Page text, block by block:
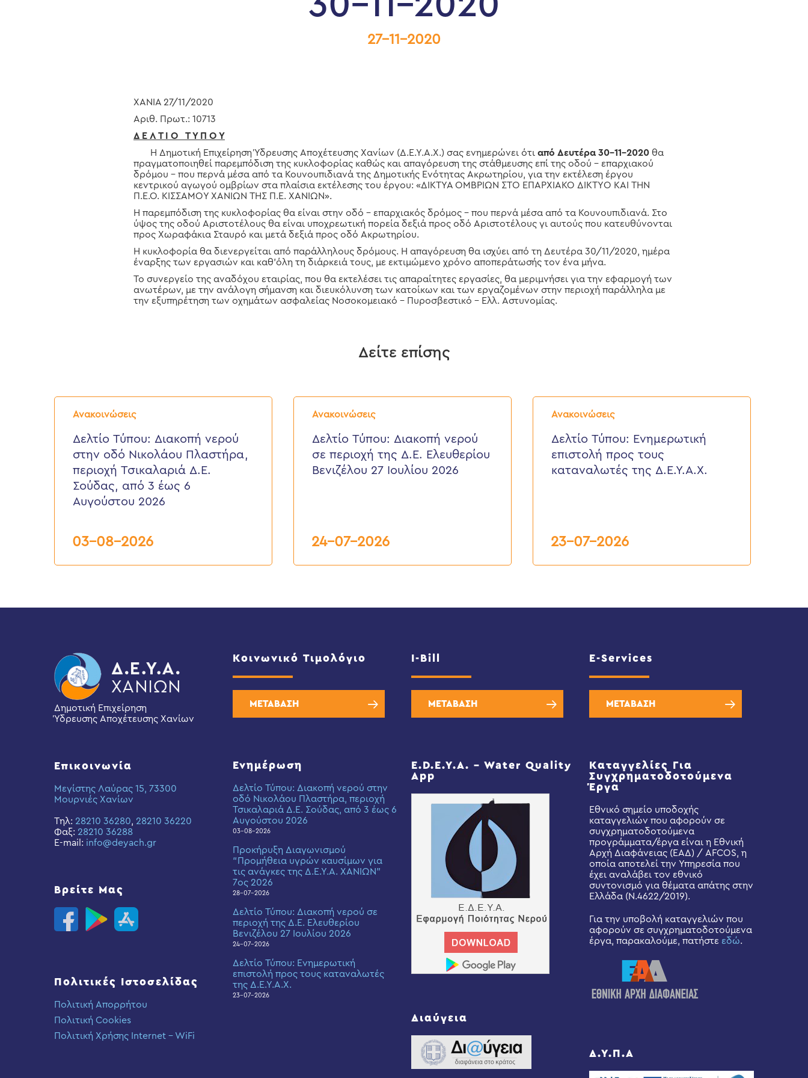
27-11-2020
ΧΑΝΙΑ 27/11/2020
Αριθ. Πρωτ.: 10713
Δ Ε Λ Τ Ι Ο Τ Υ Π Ο Υ
Η Δημοτική Επιχείρηση Ύδρευσης Αποχέτευσης Χανίων (Δ.Ε.Υ.Α.Χ.) σας ενημερώνει ότι από Δευτέρα 30-11-2020 θα
πραγματοποιηθεί παρεμπόδιση της κυκλοφορίας καθώς και απαγόρευση της στάθμευσης επί της οδού – επαρχιακού
δρόμου – που περνά μέσα από τα Κουνουπιδιανά της Δημοτικής Ενότητας Ακρωτηρίου, για την εκτέλεση έργου
κεντρικού αγωγού ομβρίων στα πλαίσια εκτέλεσης του έργου: «ΔΙΚΤΥΑ ΟΜΒΡΙΩΝ ΣΤΟ ΕΠΑΡΧΙΑΚΟ ΔΙΚΤΥΟ ΚΑΙ ΤΗΝ
Π.Ε.Ο. ΚΙΣΣΑΜΟΥ ΧΑΝΙΩΝ ΤΗΣ Π.Ε. ΧΑΝΙΩΝ».
Η παρεμπόδιση της κυκλοφορίας θα είναι στην οδό – επαρχιακός δρόμος – που περνά μέσα από τα Κουνουπιδιανά. Στο
ύψος της οδού Αριστοτέλους θα είναι υποχρεωτική πορεία δεξιά προς οδό Αριστοτέλους γι αυτούς που κατευθύνονται
προς Χωραφάκια Σταυρό και μετά δεξιά προς οδό Ακρωτηρίου.
Η κυκλοφορία θα διενεργείται από παράλληλους δρόμους. Η απαγόρευση θα ισχύει από τη Δευτέρα 30/11/2020, ημέρα
έναρξης των εργασιών και καθ’όλη τη διάρκειά τους, με εκτιμώμενο χρόνο αποπεράτωσής τον ένα μήνα.
Το συνεργείο της αναδόχου εταιρίας, που θα εκτελέσει τις απαραίτητες εργασίες, θα μεριμνήσει για την εφαρμογή των
ανωτέρων, με την ανάλογη σήμανση και διευκόλυνση των κατοίκων και των εργαζομένων στην περιοχή παράλληλα με
την εξυπηρέτηση των οχημάτων ασφαλείας Νοσοκομειακό – Πυροσβεστικό – Ελλ. Αστυνομίας.
Δείτε επίσης
Ανακοινώσεις
Δελτίο
Τύπου:
νερού
στην
Νικολάου
Πλαστήρα,
περιοχή
Τσικαλαριά
6
Δελτίο Τύπου: Διακοπή νερού
στην οδό Νικολάου Πλαστήρα,
περιοχή Τσικαλαριά Δ.Ε.
Σούδας, από 3 έως 6
Αυγούστου 2026
03-08-2026
Ανακοινώσεις
Δελτίο
Τύπου:
νερού
περιοχή
Δελτίο Τύπου: Διακοπή νερού
σε περιοχή της Δ.Ε. Ελευθερίου
Βενιζέλου 27 Ιουλίου 2026
24-07-2026
Ανακοινώσεις
Δελτίο
Τύπου:
επιστολή
προς
τους
καταναλωτές
Δελτίο Τύπου: Eνημερωτική
επιστολή προς τους
καταναλωτές της Δ.Ε.Υ.Α.Χ.
23-07-2026
Δημοτική Επιχείρηση
Ύδρευσης Αποχέτευσης Χανίων
Επικοινωνία
Μεγίστης Λαύρας 15, 73300
Μουρνιές Χανίων
Τηλ: 28210 36280, 28210 36220
Φαξ: 28210 36288
E-mail: info@deyach.gr
Βρείτε Μας
Πολιτικές Ιστοσελίδας
Πολιτική Απορρήτου
Πολιτική Cookies
Πολιτική Χρήσης Internet – WiFi
Κοινωνικό Τιμολόγιο
ΜΕΤΑΒΑΣΗ
Ενημέρωση
Δελτίο Τύπου: Διακοπή νερού στην
οδό Νικολάου Πλαστήρα, περιοχή
Τσικαλαριά Δ.Ε. Σούδας, από 3 έως 6
Αυγούστου 2026
03-08-2026
Προκήρυξη Διαγωνισμού
“Προμήθεια υγρών καυσίμων για
τις ανάγκες της Δ.Ε.Υ.Α. ΧΑΝΙΩΝ”
7ος 2026
28-07-2026
Δελτίο Τύπου: Διακοπή νερού σε
περιοχή της Δ.Ε. Ελευθερίου
Βενιζέλου 27 Ιουλίου 2026
24-07-2026
Δελτίο Τύπου: Eνημερωτική
επιστολή προς τους καταναλωτές
της Δ.Ε.Υ.Α.Χ.
23-07-2026
I-Bill
ΜΕΤΑΒΑΣΗ
E.D.E.Y.A. – Water Quality
App
Διαύγεια
E-Services
ΜΕΤΑΒΑΣΗ
Καταγγελίες Για
Συγχρηματοδοτούμενα
Έργα
Εθνικό σημείο υποδοχής
καταγγελιών που αφορούν σε
συγχρηματοδοτούμενα
προγράμματα/έργα είναι η Εθνική
Αρχή Διαφάνειας (ΕΑΔ) / AFCOS, η
οποία αποτελεί την Υπηρεσία που
έχει αναλάβει τον εθνικό
συντονισμό για θέματα απάτης στην
Ελλάδα (Ν.4622/2019).
Για την υποβολή καταγγελιών που
αφορούν σε συγχρηματοδοτούμενα
έργα, παρακαλούμε, πατήστε εδώ.
Δ.Υ.Π.Α